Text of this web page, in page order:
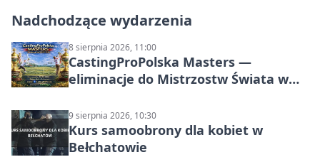
Nadchodzące wydarzenia
8 sierpnia 2026, 11:00
CastingProPolska Masters —
eliminacje do Mistrzostw Świata w
9 sierpnia 2026, 10:30
Kurs samoobrony dla kobiet w
Bełchatowie